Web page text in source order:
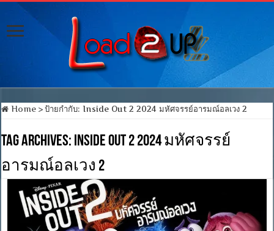
Home > ป้ายกำกับ:Inside Out 2 2024 มหัศจรรย์อารมณ์อลเวง 2
Tag Archives: Inside Out 2 2024 มหัศจรรย์
อารมณ์อลเวง 2